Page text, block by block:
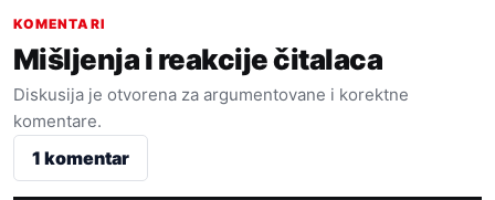
KOMENTARI
Mišljenja i reakcije čitalaca
Diskusija je otvorena za argumentovane i korektne
komentare.
1 komentar